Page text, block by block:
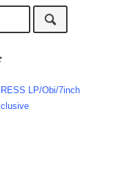
LP/Obi/7inch